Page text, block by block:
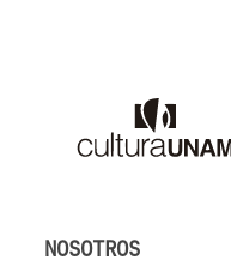
NOSOTROS